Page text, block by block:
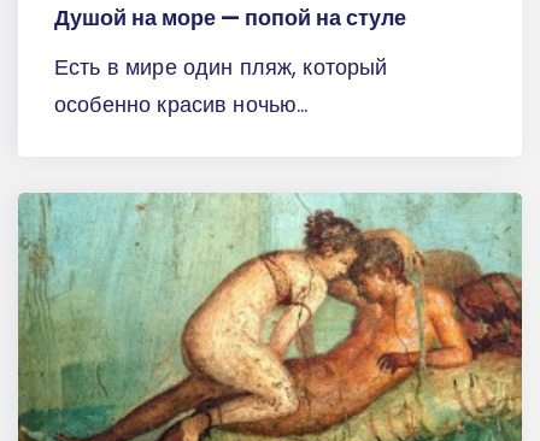
Душой на море — попой на стуле
Есть в мире один пляж, который
особенно красив ночью...